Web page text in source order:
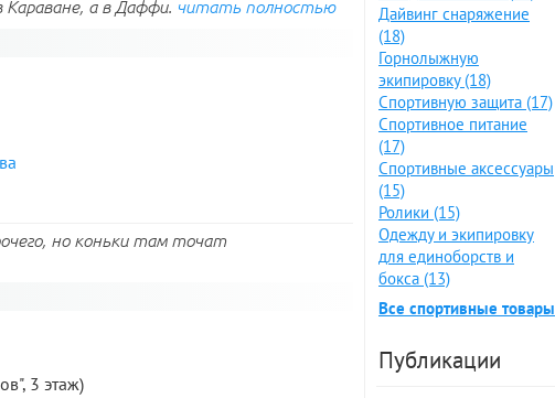
Караване, а в Даффи. читать полностью
но коньки там точат
3 этаж)
Дайвинг снаряжение
(18)
Горнолыжную
экипировку (18)
Спортивную защита (17)
Спортивное питание
(17)
Спортивные аксессуары
(15)
Ролики (15)
Одежду и экипировку
для единоборств и
бокса (13)
Все спортивные товары
Публикации